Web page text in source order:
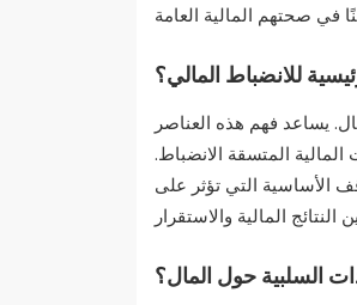
للانضباط المالي؟
يساعد فهم هذه العناصر
المالية المتسقة الانضباط.
الأساسية التي تؤثر على
السلبية حول المال؟